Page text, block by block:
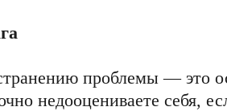
проблемы — это
недооцениваете себя,